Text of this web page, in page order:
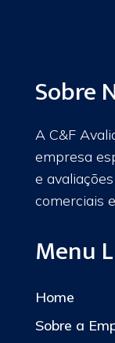
Sobre
A C&F
empresa
e
comerciais
Menu
Home
Sobre a